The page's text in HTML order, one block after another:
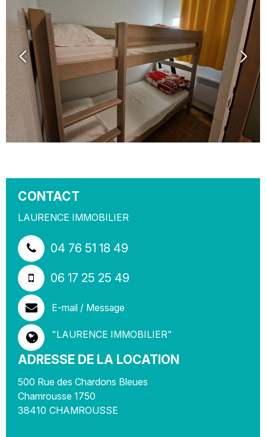
CONTACT
LAURENCE IMMOBILIER
04 76 51 18 49
06 17 25 25 49
E-mail / Message
"LAURENCE IMMOBILIER"
ADRESSE DE LA LOCATION
500 Rue des Chardons Bleues
Chamrousse 1750
38410 CHAMROUSSE